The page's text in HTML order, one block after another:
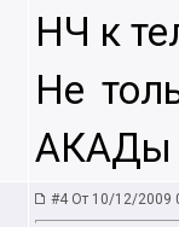
НЧ к
Не
АКАДы
#4 От 10/12/2009